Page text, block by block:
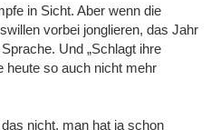
in Sicht. Aber wenn die
vorbei jonglieren, das Jahr
Und „Schlagt ihre
heute so auch nicht mehr
nicht, man hat ja schon